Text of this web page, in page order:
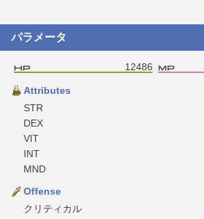
パラメータ
12486
Attributes
STR
DEX
VIT
INT
MND
Offense
クリティカル